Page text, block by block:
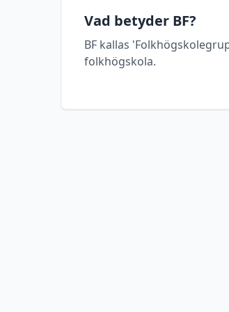
Vad betyder BF?
BF kallas
folkhögskola.